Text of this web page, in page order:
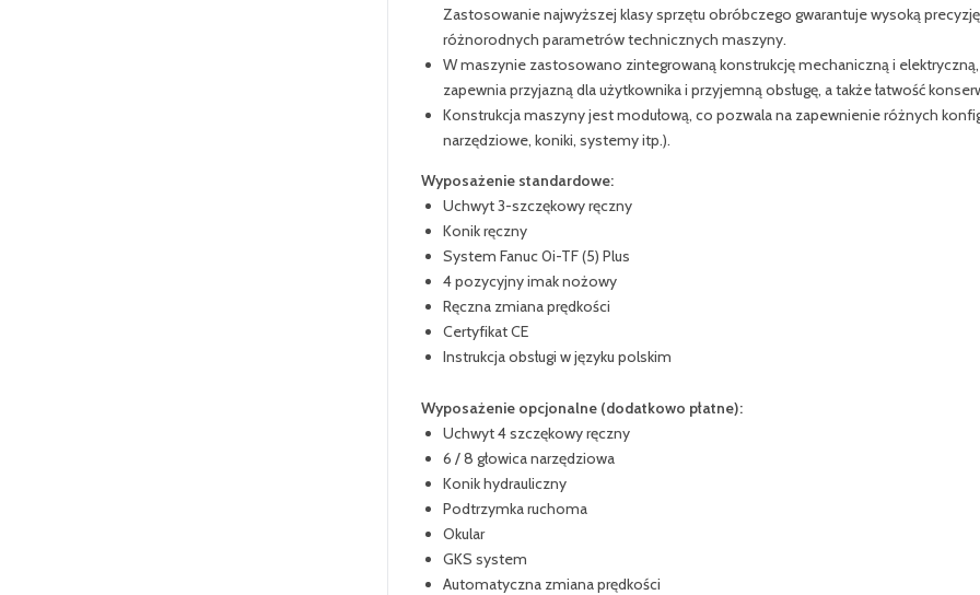
Zastosowanie najwyższej klasy sprzętu obróbczego gwarantuje wysoką
różnorodnych parametrów technicznych maszyny.
W maszynie zastosowano zintegrowaną konstrukcję mechaniczną i
zapewnia przyjazną dla użytkownika i przyjemną obsługę, a także łatwość
Konstrukcja maszyny jest modułową, co pozwala na zapewnienie różnych
narzędziowe, koniki, systemy itp.).
Wyposażenie standardowe:
Uchwyt 3-szczękowy ręczny
Konik ręczny
System Fanuc 0i-TF (5) Plus
4 pozycyjny imak nożowy
Ręczna zmiana prędkości
Certyfikat CE
Instrukcja obsługi w języku polskim
Wyposażenie opcjonalne (dodatkowo płatne):
Uchwyt 4 szczękowy ręczny
6 / 8 głowica narzędziowa
Konik hydrauliczny
Podtrzymka ruchoma
Okular
GKS system
Automatyczna zmiana prędkości